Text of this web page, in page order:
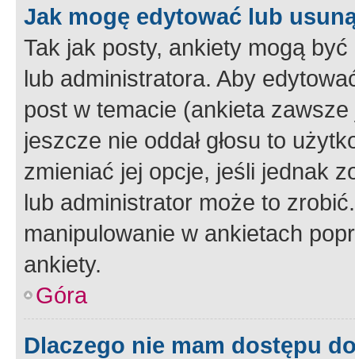
Jak mogę edytować lub
Tak jak posty, ankiety mogą
lub administratora. Aby
post w temacie (ankieta
jeszcze nie oddał głosu to
zmieniać jej opcje, jeśli jednak
lub administrator może to
manipulowanie w ankietach
ankiety.
Góra
Dlaczego nie mam dostępu